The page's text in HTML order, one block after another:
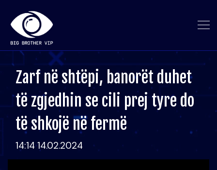
Zarf në shtëpi, banorët duhet
të zgjedhin se cili prej tyre do
të shkojë në fermë
14:14 14.02.2024